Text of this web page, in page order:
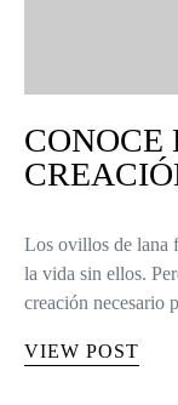
CONOCE
Los ovillos de lana
la vida sin ellos.
creación necesario
VIEW POST